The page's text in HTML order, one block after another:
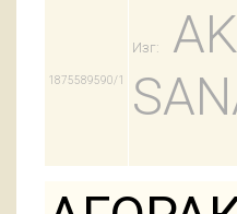
1875589590/1
Изг: